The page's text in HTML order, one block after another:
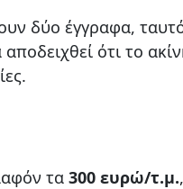
δύο έγγραφα,
ότι το
τα 300 ευρώ/τ.μ.